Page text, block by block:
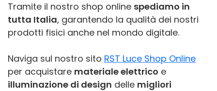
Tramite il nostro shop online spediamo in
tutta Italia, garantendo la qualità dei nostri
prodotti fisici anche nel mondo digitale.
Naviga sul nostro sito RST Luce Shop Online
per acquistare materiale elettrico e
illuminazione di design delle migliori